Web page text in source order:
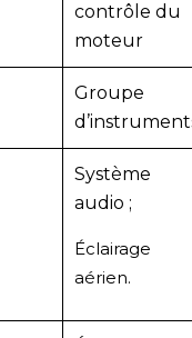
contrôle du
moteur
Groupe
Système
audio ;
Éclairage
aérien.